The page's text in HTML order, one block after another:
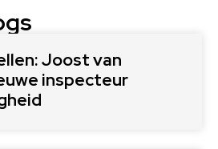
Joost van
inspecteur